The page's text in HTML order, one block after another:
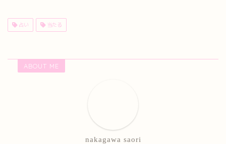
占い 当たる
ABOUT ME
nakagawa saori